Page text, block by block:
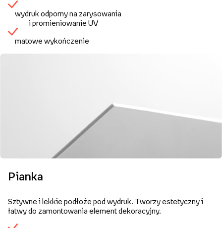
wydruk odporny na zarysowania
i promieniowanie UV
matowe wykończenie
Pianka
Sztywne i lekkie podłoże pod wydruk. Tworzy estetyczny i
łatwy do zamontowania element dekoracyjny.